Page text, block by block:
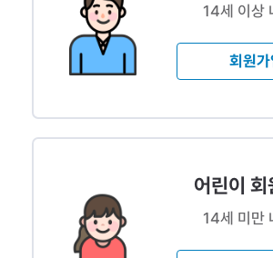
14세 이상
회원가
어린이 회
14세 미만